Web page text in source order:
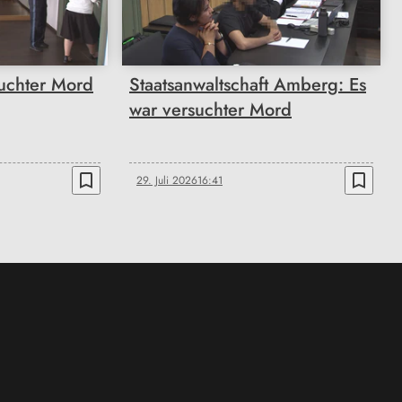
Mord
bookmark_border
Staatsanwaltschaft Amberg: Es
war versuchter Mord
29. Juli 202616:41 bookmark_border